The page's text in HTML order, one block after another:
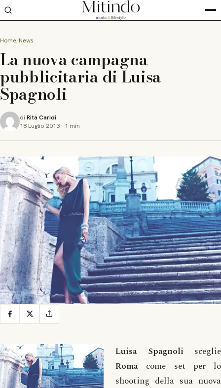
Home News
La nuova campagna
pubblicitaria di Luisa
Spagnoli
di Rita Caridi
18 Luglio 2013 · 1 min
Luisa Spagnoli sceglie
Roma come set per lo
shooting della sua nuova